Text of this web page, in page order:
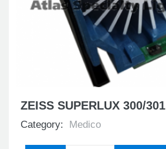
ZEISS SUPERLUX 300/301
Category: Medico